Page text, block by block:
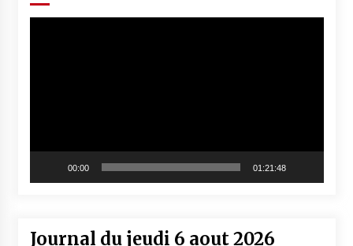
00:00 01:21:48
Journal du jeudi 6 aout 2026